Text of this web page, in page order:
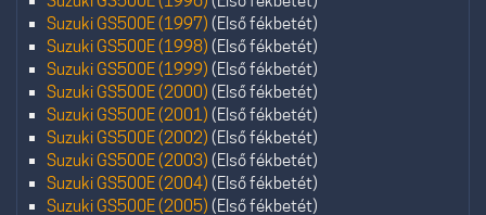
Suzuki GS500E (1997) (Első fékbetét)
Suzuki GS500E (1998) (Első fékbetét)
Suzuki GS500E (1999) (Első fékbetét)
Suzuki GS500E (2000) (Első fékbetét)
Suzuki GS500E (2001) (Első fékbetét)
Suzuki GS500E (2002) (Első fékbetét)
Suzuki GS500E (2003) (Első fékbetét)
Suzuki GS500E (2004) (Első fékbetét)
Suzuki GS500E (2005) (Első fékbetét)